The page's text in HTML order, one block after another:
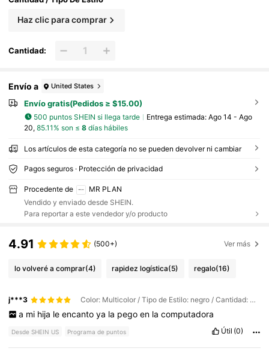
Haz clic para comprar
Cantidad:
Envío a United States
Envío gratis(Pedidos ≥ $15.00)
500 puntos SHEIN si llega tarde Entrega estimada: Ago 14 - Ago
20, 85.11% son ≤ 8días hábiles
Los artículos de esta categoría no se pueden devolver ni cambiar
Pagos seguros · Protección de privacidad
Procedente de
MR PLAN
Vendido y enviado desde SHEIN.
Para reportar a este vendedor y/o producto
4.91 (500+) Ver más
lo volveré a comprar(4) rapidez logística(5) regalo(16)
j***3 Color: Multicolor / Tipo de Estilo: negro / Cantidad: 3pcs
a mi hija le encanto ya la pego en la computadora
Desde SHEIN US Programa de puntos Útil (0)